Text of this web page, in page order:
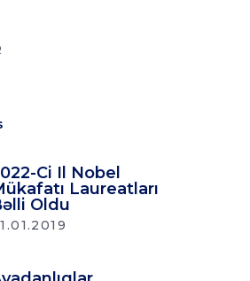
Ci Il Nobel
Laureatları
Oldu